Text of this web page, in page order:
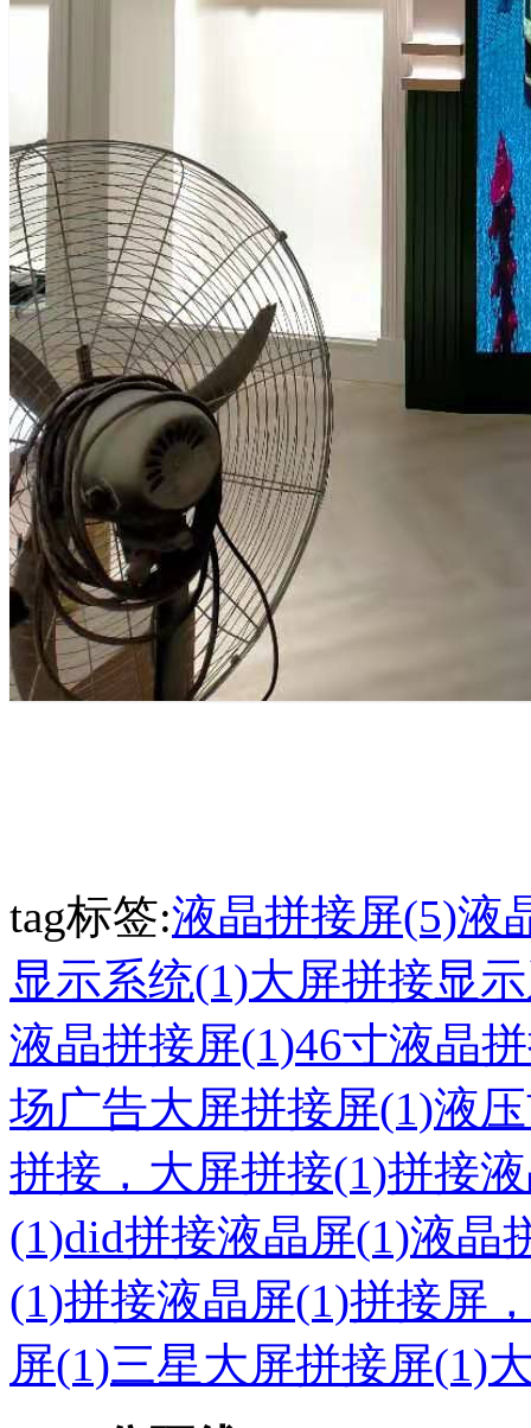
tag标签:液晶拼接屏(5)液
显示系统(1)大屏拼接显
液晶拼接屏(1)46寸液晶
场广告大屏拼接屏(1)液
拼接，大屏拼接(1)拼接
(1)did拼接液晶屏(1)液晶
(1)拼接液晶屏(1)拼接屏
屏(1)三星大屏拼接屏(1)